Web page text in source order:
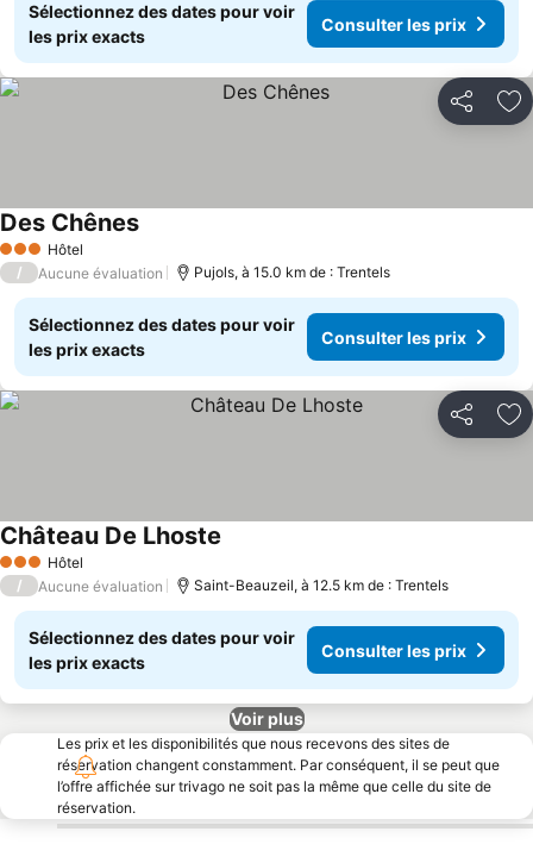
Sélectionnez des dates pour voir
les prix exacts
Consulter les prix
Partager
3 ÉtoilesHôtel
Des Chênes
/ Aucune évaluation Pujols, à 15.0 km de : Trentels
Sélectionnez des dates pour voir
les prix exacts
Consulter les prix
Partager
3 ÉtoilesHôtel
Château De Lhoste
/ Aucune évaluation Saint-Beauzeil, à 12.5 km de : Trentels
Sélectionnez des dates pour voir
les prix exacts
Consulter les prix
Voir plus
Les prix et les disponibilités que nous recevons des sites de
réservation changent constamment. Par conséquent, il se peut que
l’offre affichée sur trivago ne soit pas la même que celle du site de
réservation.